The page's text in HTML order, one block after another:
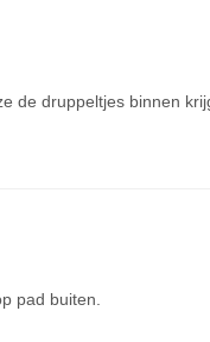
de druppeltjes binnen
pad buiten.